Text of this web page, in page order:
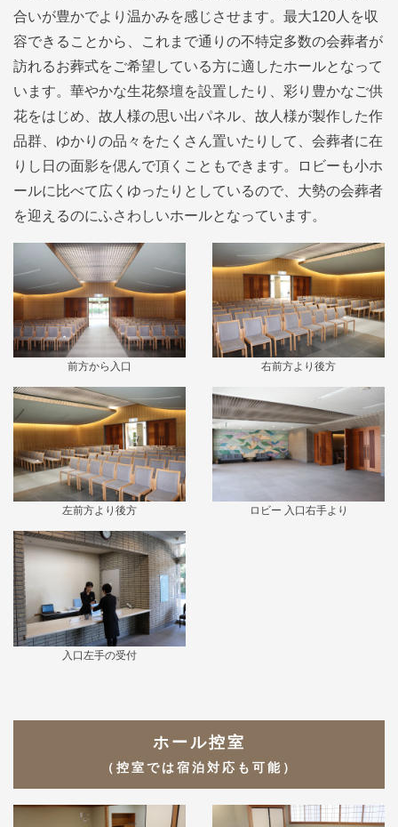
合いが豊かでより温かみを感じさせます。最大120人を収
容できることから、これまで通りの不特定多数の会葬者が
訪れるお葬式をご希望している方に適したホールとなって
います。華やかな生花祭壇を設置したり、彩り豊かなご供
花をはじめ、故人様の思い出パネル、故人様が製作した作
品群、ゆかりの品々をたくさん置いたりして、会葬者に在
りし日の面影を偲んで頂くこともできます。ロビーも小ホ
ールに比べて広くゆったりとしているので、大勢の会葬者
を迎えるのにふさわしいホールとなっています。
前方から入口 右前方より後方
左前方より後方 ロビー 入口右手より
入口左手の受付
ホール控室
（控室では宿泊対応も可能）